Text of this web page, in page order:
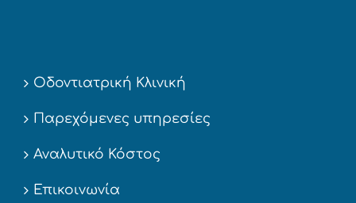
Οδοντιατρική Κλινική
Παρεχόμενες υπηρεσίες
Αναλυτικό Κόστος
Επικοινωνία